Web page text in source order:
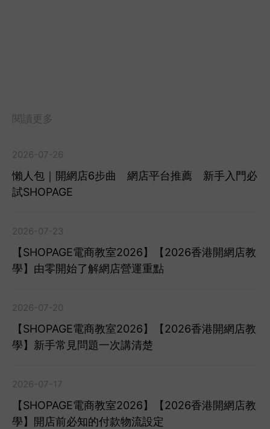
閱讀更多
2026-07-26
懶人包｜開網店6步曲 網店平台推薦 新手入門必
試SHOPAGE
2026-07-23
【SHOPAGE電商教室2026】【2026香港開網店教
學】由零開始了解網店營運重點
2026-07-20
【SHOPAGE電商教室2026】【2026香港開網店教
學】新手常見問題一次講清楚
2026-07-17
【SHOPAGE電商教室2026】【2026香港開網店教
學】開店前必知的付款物流設定